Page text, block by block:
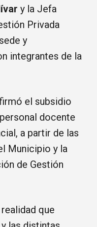
y la Jefa
Privada
y
integrantes de la
el subsidio
docente
a partir de las
Municipio y la
de Gestión
que